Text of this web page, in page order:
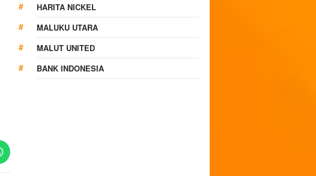
HARITA NICKEL
MALUKU UTARA
MALUT UNITED
BANK INDONESIA